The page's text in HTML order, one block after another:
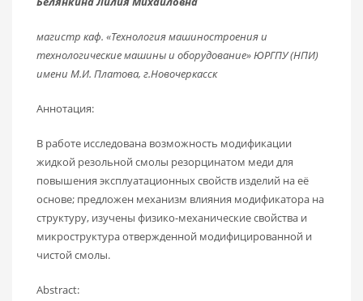
магистр каф. «Технология машиностроения и
технологические машины и оборудование» ЮРГПУ (НПИ)
имени М.И. Платова, г.Новочеркасск
Аннотация:
В работе исследована возможность модификации
жидкой резольной смолы резорцинатом меди для
повышения эксплуатационных свойств изделий на её
основе; предложен механизм влияния модификатора на
структуру, изучены физико-механические свойства и
микроструктура отвержденной модифицированной и
чистой смолы.
Аbstract: